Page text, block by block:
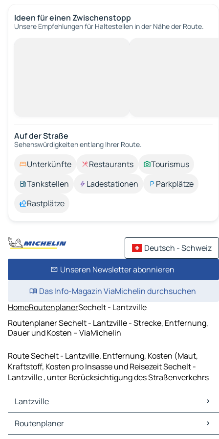
Ideen für einen Zwischenstopp
Unsere Empfehlungen für Haltestellen in der Nähe der Route.
Auf der Straße
Sehenswürdigkeiten entlang Ihrer Route.
Unterkünfte Restaurants
Tourismus
Tankstellen
Ladestationen
Parkplätze
Rastplätze
Deutsch - Schweiz
Unseren Newsletter abonnieren
Das Info-Magazin ViaMichelin durchsuchen
HomeRoutenplanerSechelt - Lantzville
Routenplaner Sechelt - Lantzville - Strecke, Entfernung,
Dauer und Kosten – ViaMichelin
Route Sechelt - Lantzville. Entfernung, Kosten (Maut,
Kraftstoff, Kosten pro Insasse und Reisezeit Sechelt -
Lantzville , unter Berücksichtigung des Straßenverkehrs
Lantzville
Lantzville Karten Stadtplan
Lantzville Verkehr
Routenplaner